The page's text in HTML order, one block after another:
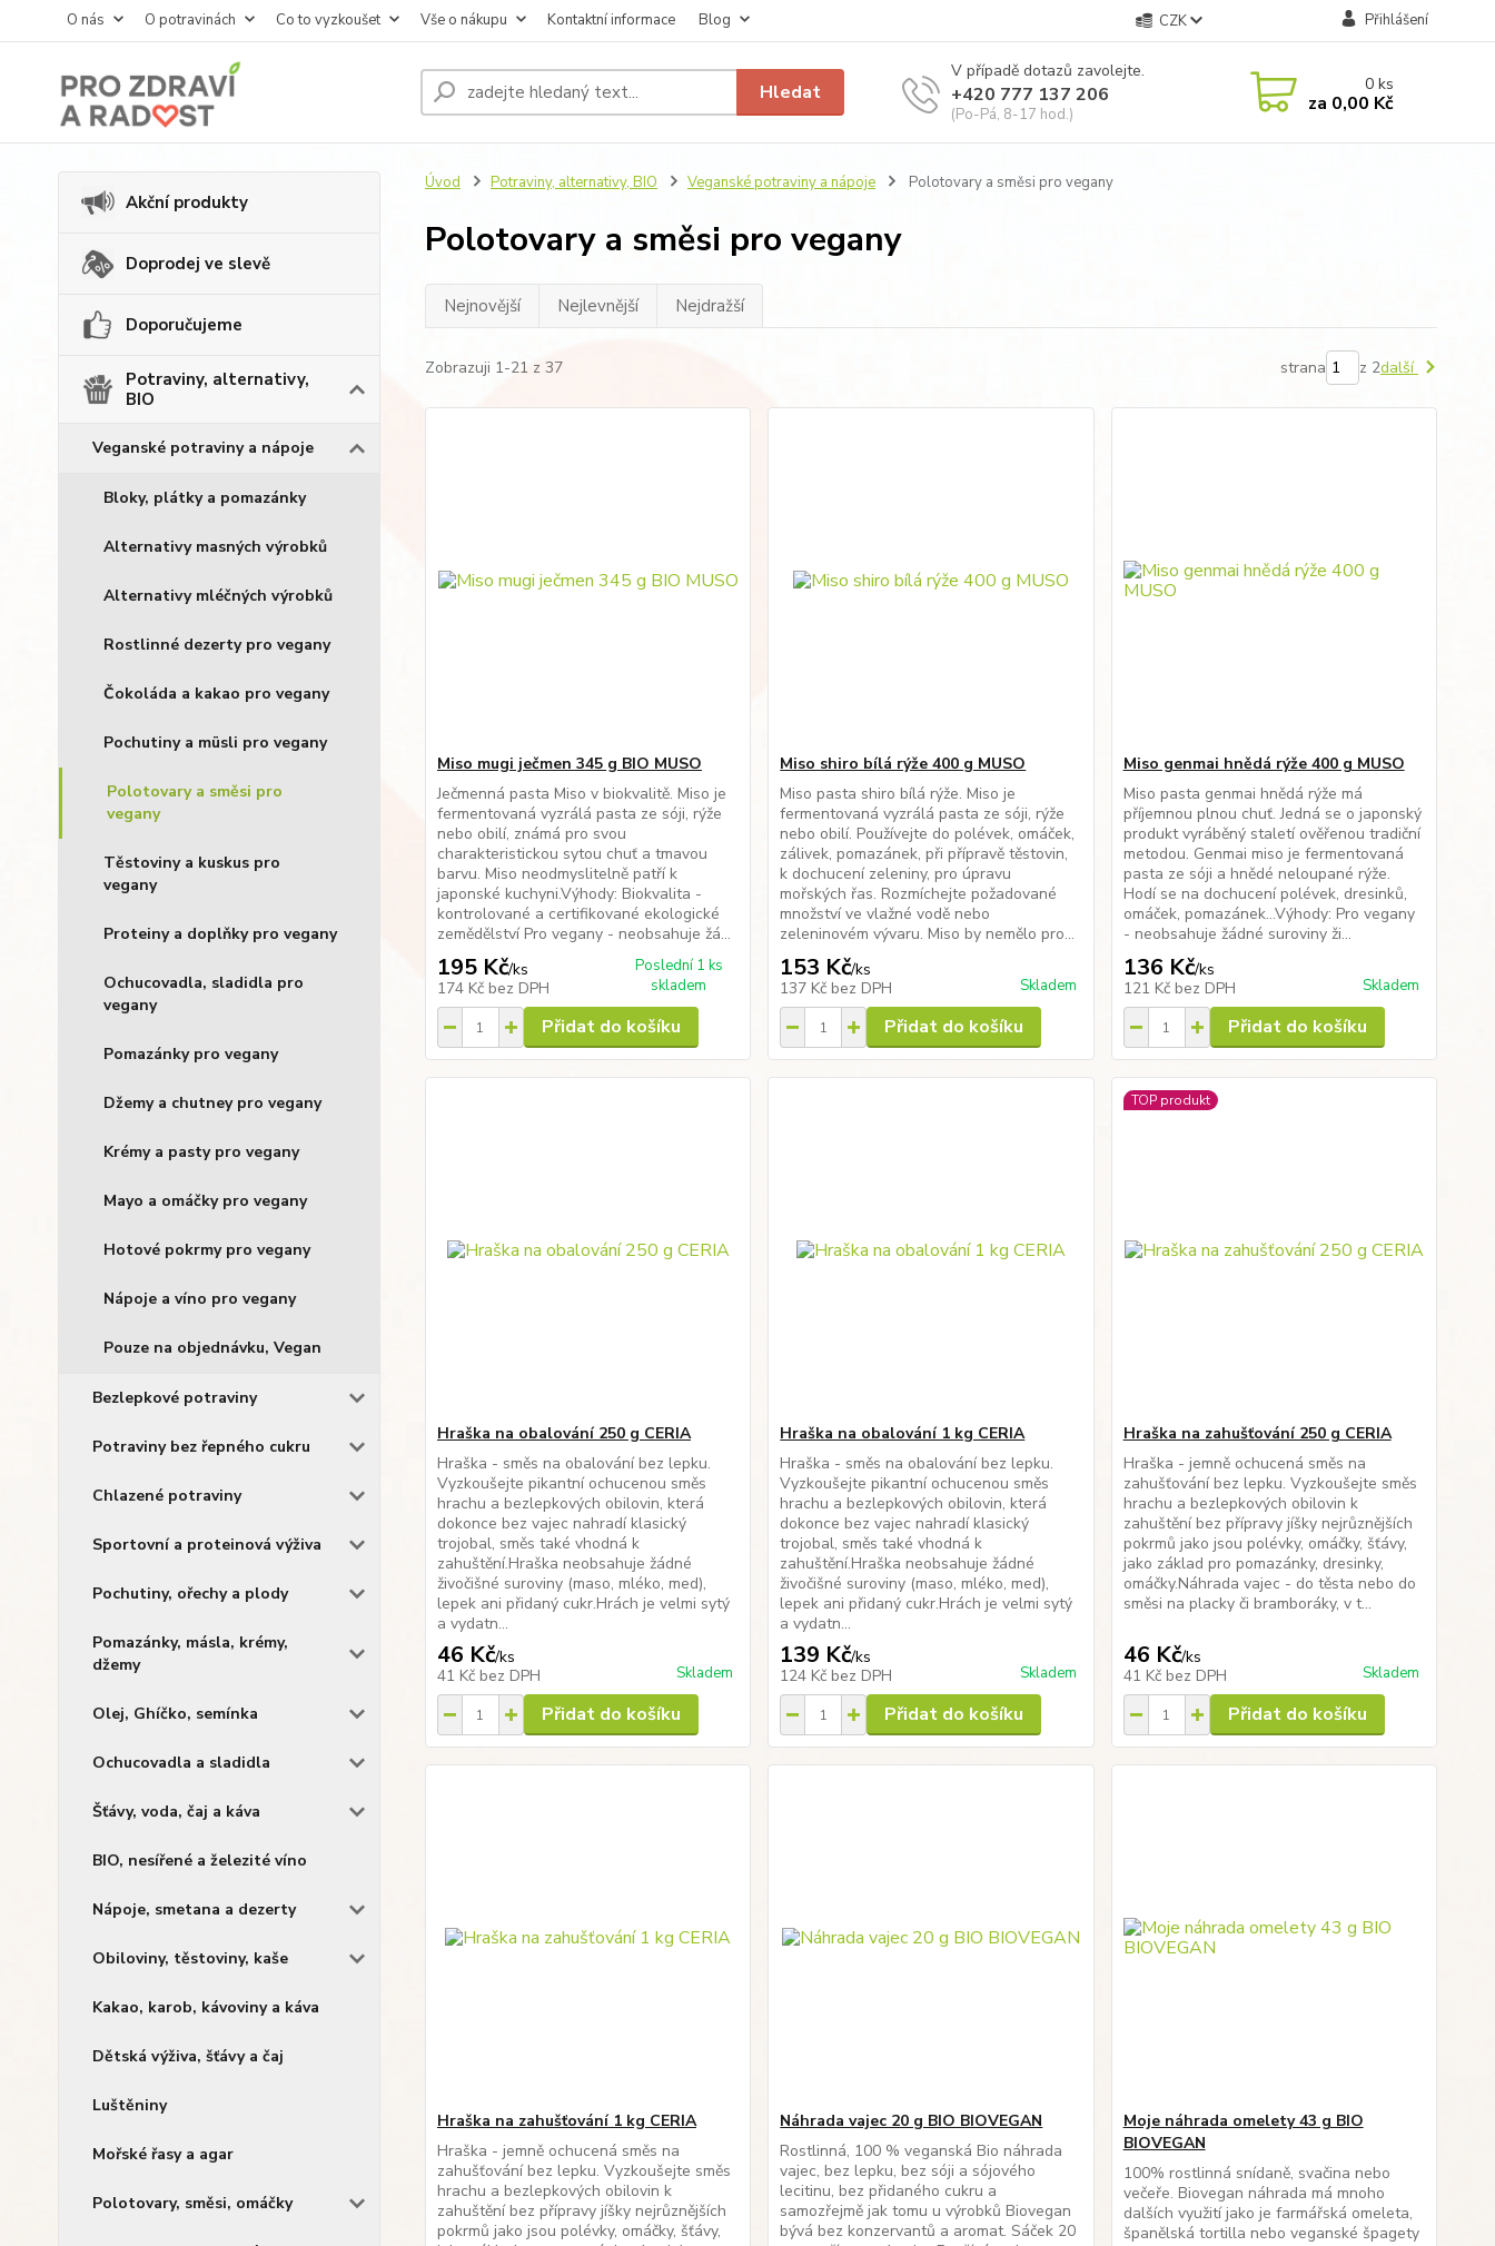
O nás O potravinách Co to vyzkoušet Vše o nákupu Kontaktní informace Blog CZK Přihlášení
Hledat
V případě dotazů zavolejte.
+420 777 137 206
(Po-Pá, 8-17 hod.)
0ks
za 0,00 Kč
Akční produkty
Doprodej ve slevě
Doporučujeme
Potraviny, alternativy,
BIO
Veganské potraviny a nápoje
Bloky, plátky a pomazánky
Alternativy masných výrobků
Alternativy mléčných výrobků
Rostlinné dezerty pro vegany
Čokoláda a kakao pro vegany
Pochutiny a müsli pro vegany
Polotovary a směsi pro
vegany
Těstoviny a kuskus pro
vegany
Proteiny a doplňky pro vegany
Ochucovadla, sladidla pro
vegany
Pomazánky pro vegany
Džemy a chutney pro vegany
Krémy a pasty pro vegany
Mayo a omáčky pro vegany
Hotové pokrmy pro vegany
Nápoje a víno pro vegany
Pouze na objednávku, Vegan
Bezlepkové potraviny
Potraviny bez řepného cukru
Chlazené potraviny
Sportovní a proteinová výživa
Pochutiny, ořechy a plody
Pomazánky, másla, krémy,
džemy
Olej, Ghíčko, semínka
Ochucovadla a sladidla
Šťávy, voda, čaj a káva
BIO, nesířené a železité víno
Nápoje, smetana a dezerty
Obiloviny, těstoviny, kaše
Kakao, karob, kávoviny a káva
Dětská výživa, šťávy a čaj
Luštěniny
Mořské řasy a agar
Polotovary, směsi, omáčky
Úvod Potraviny, alternativy, BIO Veganské potraviny a nápoje Polotovary a směsi pro vegany
Polotovary a směsi pro vegany
Nejnovější Nejlevnější Nejdražší
Zobrazuji 1-21 z 37 strana z 2další
Miso mugi ječmen 345 g BIO MUSO
Ječmenná pasta Miso v biokvalitě. Miso je
fermentovaná vyzrálá pasta ze sóji, rýže
nebo obilí, známá pro svou
charakteristickou sytou chuť a tmavou
barvu. Miso neodmyslitelně patří k
japonské kuchyni.Výhody: Biokvalita -
kontrolované a certifikované ekologické
zemědělství Pro vegany - neobsahuje žá...
195 Kč/ks
174 Kč bez DPH
Poslední 1 ks
skladem
Přidat do košíku
Miso shiro bílá rýže 400 g MUSO
Miso pasta shiro bílá rýže. Miso je
fermentovaná vyzrálá pasta ze sóji, rýže
nebo obilí. Používejte do polévek, omáček,
zálivek, pomazánek, při přípravě těstovin,
k dochucení zeleniny, pro úpravu
mořských řas. Rozmíchejte požadované
množství ve vlažné vodě nebo
zeleninovém vývaru. Miso by nemělo pro...
153 Kč/ks
137 Kč bez DPH Skladem
Přidat do košíku
Miso genmai hnědá rýže 400 g MUSO
Miso pasta genmai hnědá rýže má
příjemnou plnou chuť. Jedná se o japonský
produkt vyráběný staletí ověřenou tradiční
metodou. Genmai miso je fermentovaná
pasta ze sóji a hnědé neloupané rýže.
Hodí se na dochucení polévek, dresinků,
omáček, pomazánek…Výhody: Pro vegany
- neobsahuje žádné suroviny ži...
136 Kč/ks
121 Kč bez DPH Skladem
Přidat do košíku
Hraška na obalování 250 g CERIA
Hraška - směs na obalování bez lepku.
Vyzkoušejte pikantní ochucenou směs
hrachu a bezlepkových obilovin, která
dokonce bez vajec nahradí klasický
trojobal, směs také vhodná k
zahuštění.Hraška neobsahuje žádné
živočišné suroviny (maso, mléko, med),
lepek ani přidaný cukr.Hrách je velmi sytý
a vydatn...
46 Kč/ks
41 Kč bez DPH Skladem
Přidat do košíku
Hraška na obalování 1 kg CERIA
Hraška - směs na obalování bez lepku.
Vyzkoušejte pikantní ochucenou směs
hrachu a bezlepkových obilovin, která
dokonce bez vajec nahradí klasický
trojobal, směs také vhodná k
zahuštění.Hraška neobsahuje žádné
živočišné suroviny (maso, mléko, med),
lepek ani přidaný cukr.Hrách je velmi sytý
a vydatn...
139 Kč/ks
124 Kč bez DPH Skladem
Přidat do košíku
TOP produkt
Hraška na zahušťování 250 g CERIA
Hraška - jemně ochucená směs na
zahušťování bez lepku. Vyzkoušejte směs
hrachu a bezlepkových obilovin k
zahuštění bez přípravy jíšky nejrůznějších
pokrmů jako jsou polévky, omáčky, šťávy,
jako základ pro pomazánky, dresinky,
omáčky.Náhrada vajec - do těsta nebo do
směsi na placky či bramboráky, v t...
46 Kč/ks
41 Kč bez DPH Skladem
Přidat do košíku
Hraška na zahušťování 1 kg CERIA
Hraška - jemně ochucená směs na
zahušťování bez lepku. Vyzkoušejte směs
hrachu a bezlepkových obilovin k
zahuštění bez přípravy jíšky nejrůznějších
pokrmů jako jsou polévky, omáčky, šťávy,
Náhrada vajec 20 g BIO BIOVEGAN
Rostlinná, 100 % veganská Bio náhrada
vajec, bez lepku, bez sóji a sójového
lecitinu, bez přidaného cukru a
samozřejmě jak tomu u výrobků Biovegan
bývá bez konzervantů a aromat. Sáček 20
Moje náhrada omelety 43 g BIO
BIOVEGAN
100% rostlinná snídaně, svačina nebo
večeře. Biovegan náhrada má mnoho
dalších využití jako je farmářská omeleta,
španělská tortilla nebo veganské špagety